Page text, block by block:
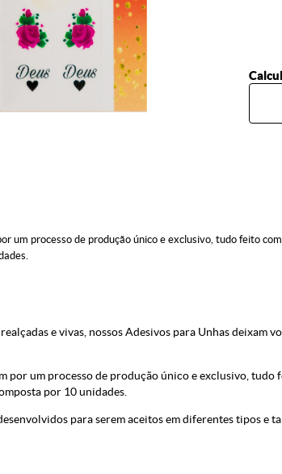
um processo de produção único e exclusivo, tudo feito
e vivas, nossos Adesivos para Unhas deixam
por um processo de produção único e exclusivo,
por 10 unidades.
para serem aceitos em diferentes tipos e